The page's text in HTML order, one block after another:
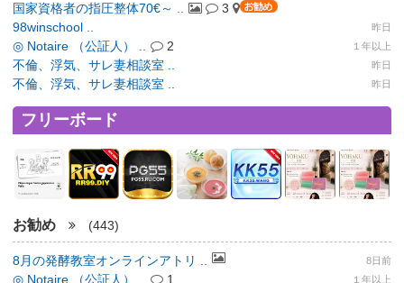
国家資格者の指圧整体70€～ ..
3
98winschool ..
昨日
◎ Notaire （公証人） .. 2 １年以上
不倫、浮気、サレ妻相談室 .. 昨日
不倫、浮気、サレ妻相談室 .. 昨日
フリーボード
お勧め (443)
8月の発酵教室オンラインアトリ .. 8日前
◎ Notaire （公証人） .. 1 １年以上